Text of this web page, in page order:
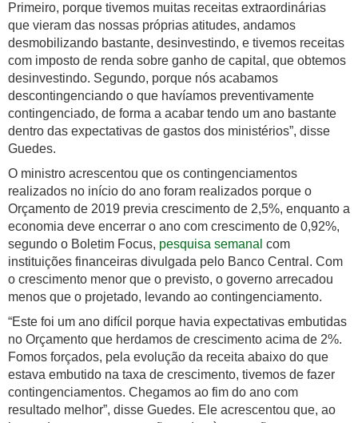
Primeiro, porque tivemos muitas receitas extraordinárias
que vieram das nossas próprias atitudes, andamos
desmobilizando bastante, desinvestindo, e tivemos receitas
com imposto de renda sobre ganho de capital, que obtemos
desinvestindo. Segundo, porque nós acabamos
descontingenciando o que havíamos preventivamente
contingenciado, de forma a acabar tendo um ano bastante
dentro das expectativas de gastos dos ministérios”, disse
Guedes.
O ministro acrescentou que os contingenciamentos
realizados no início do ano foram realizados porque o
Orçamento de 2019 previa crescimento de 2,5%, enquanto a
economia deve encerrar o ano com crescimento de 0,92%,
segundo o Boletim Focus, pesquisa semanal com
instituições financeiras divulgada pelo Banco Central. Com
o crescimento menor que o previsto, o governo arrecadou
menos que o projetado, levando ao contingenciamento.
“Este foi um ano difícil porque havia expectativas embutidas
no Orçamento que herdamos de crescimento acima de 2%.
Fomos forçados, pela evolução da receita abaixo do que
estava embutido na taxa de crescimento, tivemos de fazer
contingenciamentos. Chegamos ao fim do ano com
resultado melhor”, disse Guedes. Ele acrescentou que, ao